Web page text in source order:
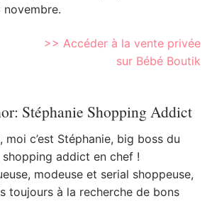
novembre.
>> Accéder à la vente privée
sur Bébé Boutik
Stéphanie Shopping Addict
moi c’est Stéphanie, big boss du
shopping addict en chef !
modeuse et serial shoppeuse,
toujours à la recherche de bons